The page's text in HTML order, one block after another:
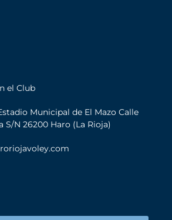
el Club
Municipal de El Mazo Calle
S/N 26200 Haro (La Rioja)